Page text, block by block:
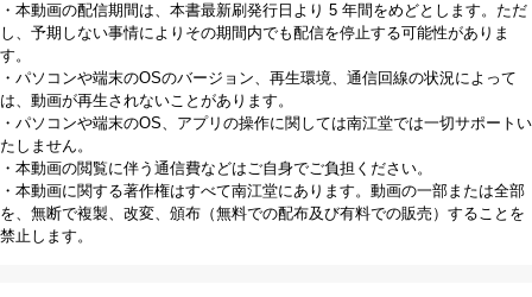
・本動画の配信期間は、本書最新刷発行日より 5 年間をめどとします。ただ
し、予期しない事情によりその期間内でも配信を停止する可能性がありま
す。
・パソコンや端末のOSのバージョン、再生環境、通信回線の状況によって
は、動画が再生されないことがあります。
・パソコンや端末のOS、アプリの操作に関しては南江堂では一切サポートい
たしません。
・本動画の閲覧に伴う通信費などはご自身でご負担ください。
・本動画に関する著作権はすべて南江堂にあります。動画の一部または全部
を、無断で複製、改変、頒布（無料での配布及び有料での販売）することを
禁止します。